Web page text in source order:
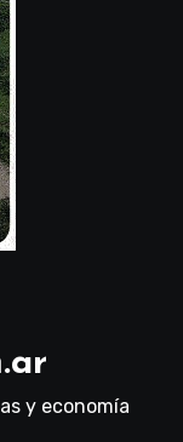
y economía